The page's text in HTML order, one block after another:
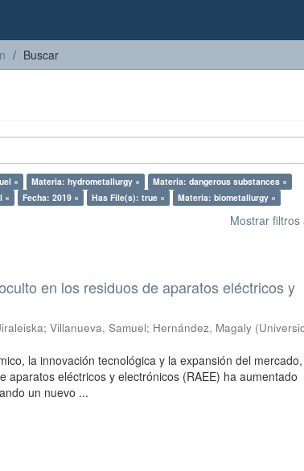
Buscar
× Materia: hydrometallurgy ×
Materia: dangerous substances ×
× Fecha: 2019 × Has File(s): true × Materia: biometallurgy ×
Mostrar filtros
en los residuos de aparatos eléctricos y
;Villanueva, Samuel; Hernández, Magaly (
la innovación tecnológica y la expansión del
aparatos eléctricos y electrónicos (RAEE) ha aumentado
un nuevo ...